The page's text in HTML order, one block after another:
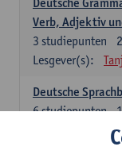
Verb, Adjektiv
3 studiepunten
Lesgever(s):
Deutsche
6studiepunten